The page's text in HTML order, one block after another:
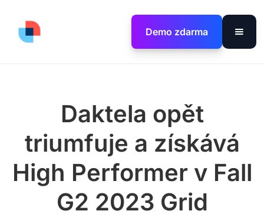
Demo zdarma
Daktela opět
triumfuje a získává
High Performer v Fall
G2 2023 Grid